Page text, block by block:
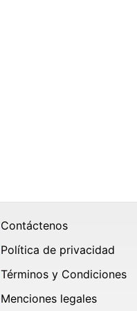
Contáctenos
Política de privacidad
Términos y Condiciones
Menciones legales